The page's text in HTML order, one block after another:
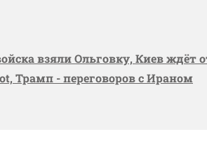
взяли Ольговку, Киев ждёт
Трамп - переговоров с Ираном